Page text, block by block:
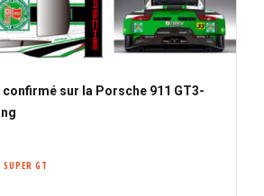
sur la Porsche 911 GT3-
SUPER GT